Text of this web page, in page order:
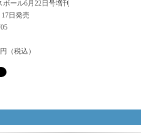
ール6月22日号増刊
17日発売
（税込）